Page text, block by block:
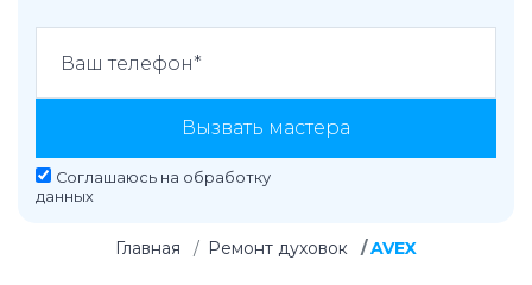
Вызвать мастера
Соглашаюсь на обработку
данных
Главная Ремонт духовок AVEX